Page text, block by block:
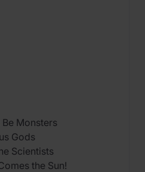
Monsters
Gods
Scientists
the Sun!